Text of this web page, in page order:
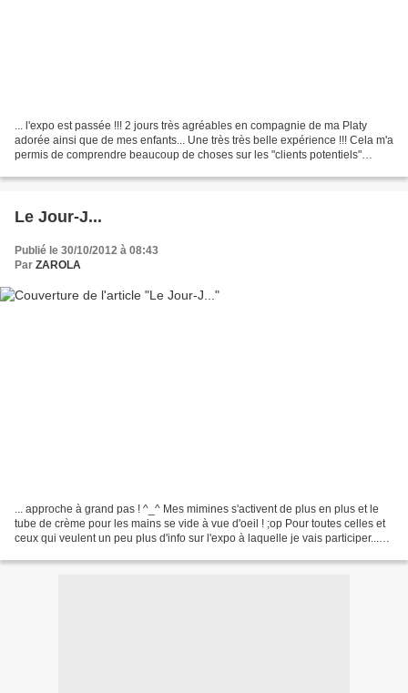
... l'expo est passée !!! 2 jours très agréables en compagnie de ma Platy
adorée ainsi que de mes enfants... Une très très belle expérience !!! Cela m'a
permis de comprendre beaucoup de choses sur les "clients potentiels"
Le Jour-J...
Publié le 30/10/2012 à 08:43
Par ZAROLA
... approche à grand pas ! ^_^ Mes mimines s'activent de plus en plus et le
tube de crème pour les mains se vide à vue d'oeil ! ;op Pour toutes celles et
ceux qui veulent un peu plus d'info sur l'expo à laquelle je vais participer...